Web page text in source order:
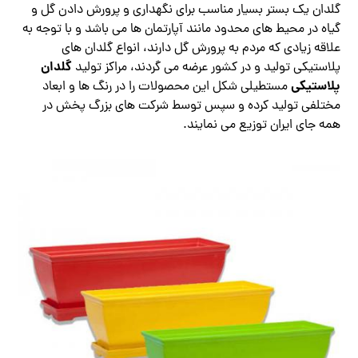
گلدان یک بستر بسیار مناسب برای نگهداری و پرورش دادن گل و
گیاه در محیط های محدود مانند آپارتمان ها می باشد و با توجه به
علاقه زیادی که مردم به پرورش گل دارند، انواع گلدان های
پلاستیکی تولید و در کشور عرضه می گردند، مراکز تولیدگلدان
پلاستیکیمستطیلی شکل این محصولات را در رنگ ها و ابعاد
مختلفی تولید کرده و سپس توسط شرکت های بزرگ پخش در
همه جای ایران توزیع می نمایند.